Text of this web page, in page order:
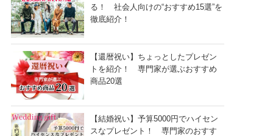
る！ 社会人向けの“おすすめ15選”を
徹底紹介！
【還暦祝い】ちょっとしたプレゼン
トを紹介！ 専門家が選ぶおすすめ
商品20選
【結婚祝い】予算5000円でハイセン
スなプレゼント！ 専門家のおすす